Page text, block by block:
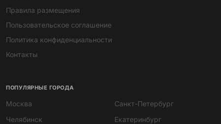
Правила размещения
Пользовательское соглашение
Политика конфиденциальности
Контакты
ПОПУЛЯРНЫЕ ГОРОДА
Москва
Санкт-Петербург
Челябинск
Екатеринбург